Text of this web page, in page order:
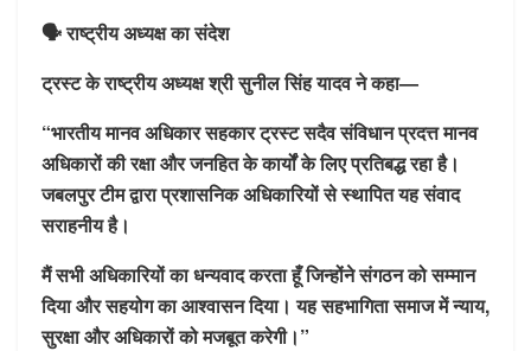
🗣️ राष्ट्रीय अध्यक्ष का संदेश
ट्रस्ट के राष्ट्रीय अध्यक्ष श्री सुनील सिंह यादव ने कहा—
“भारतीय मानव अधिकार सहकार ट्रस्ट सदैव संविधान प्रदत्त मानव
अधिकारों की रक्षा और जनहित के कार्यों के लिए प्रतिबद्ध रहा है।
जबलपुर टीम द्वारा प्रशासनिक अधिकारियों से स्थापित यह संवाद
सराहनीय है।
मैं सभी अधिकारियों का धन्यवाद करता हूँ जिन्होंने संगठन को सम्मान
दिया और सहयोग का आश्वासन दिया। यह सहभागिता समाज में न्याय,
सुरक्षा और अधिकारों को मजबूत करेगी।”